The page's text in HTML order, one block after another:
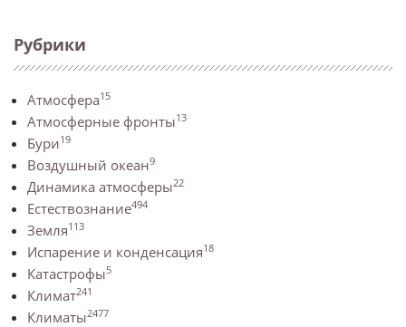
Рубрики
Атмосфера15
Атмосферные фронты13
Бури19
Воздушный океан9
Динамика атмосферы22
Естествознание494
Земля113
Испарение и конденсация18
Катастрофы5
Климат241
Климаты2477